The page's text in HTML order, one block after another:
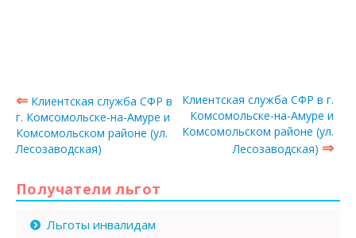
⇐ Клиентская служба СФР в
г. Комсомольске-на-Амуре и
Комсомольском районе (ул.
Лесозаводская)
Клиентская служба СФР в г.
Комсомольске-на-Амуре и
Комсомольском районе (ул.
Лесозаводская) ⇒
Получатели льгот
Льготы инвалидам